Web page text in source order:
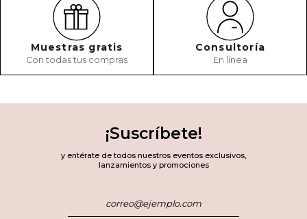
Muestras gratis
Con todas tus compras
Consultoría
En línea
¡Suscríbete!
y entérate de todos nuestros eventos exclusivos,
lanzamientos y promociones